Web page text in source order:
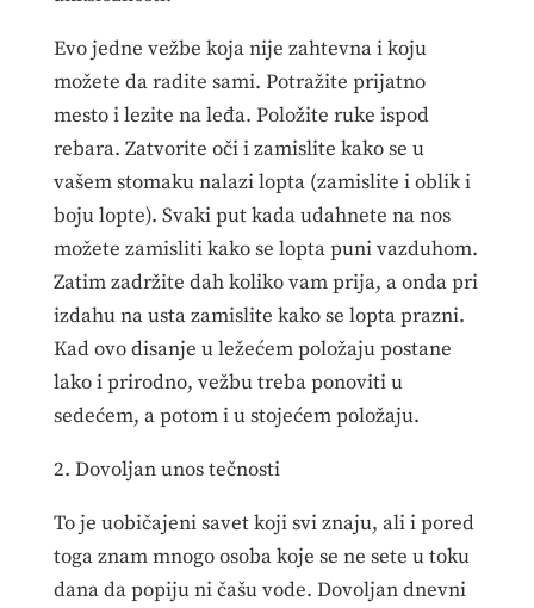
Evo jedne vežbe koja nije zahtevna i koju
možete da radite sami. Potražite prijatno
mesto i lezite na leđa. Položite ruke ispod
rebara. Zatvorite oči i zamislite kako se u
vašem stomaku nalazi lopta (zamislite i oblik i
boju lopte). Svaki put kada udahnete na nos
možete zamisliti kako se lopta puni vazduhom.
Zatim zadržite dah koliko vam prija, a onda pri
izdahu na usta zamislite kako se lopta prazni.
Kad ovo disanje u ležećem položaju postane
lako i prirodno, vežbu treba ponoviti u
sedećem, a potom i u stojećem položaju.
2. Dovoljan unos tečnosti
To je uobičajeni savet koji svi znaju, ali i pored
toga znam mnogo osoba koje se ne sete u toku
dana da popiju ni čašu vode. Dovoljan dnevni